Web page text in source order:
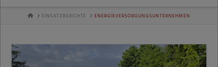
HOMEEINSATZBERICHTE ENERGIEVERSORGUNGSUNTERNEHMEN